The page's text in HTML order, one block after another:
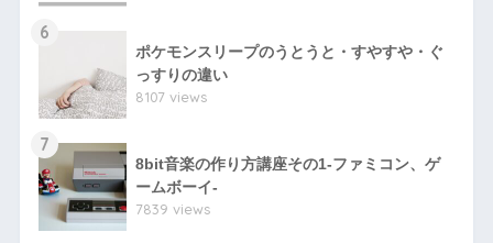
6
ポケモンスリープのうとうと・すやすや・ぐ
っすりの違い
8107 views
7
8bit音楽の作り方講座その1-ファミコン、ゲ
ームボーイ-
7839 views